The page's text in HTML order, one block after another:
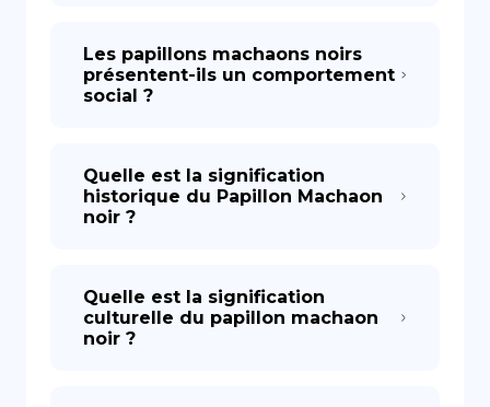
Les papillons machaons noirs
présentent-ils un comportement
social ?
Quelle est la signification
historique du Papillon Machaon
noir ?
Quelle est la signification
culturelle du papillon machaon
noir ?